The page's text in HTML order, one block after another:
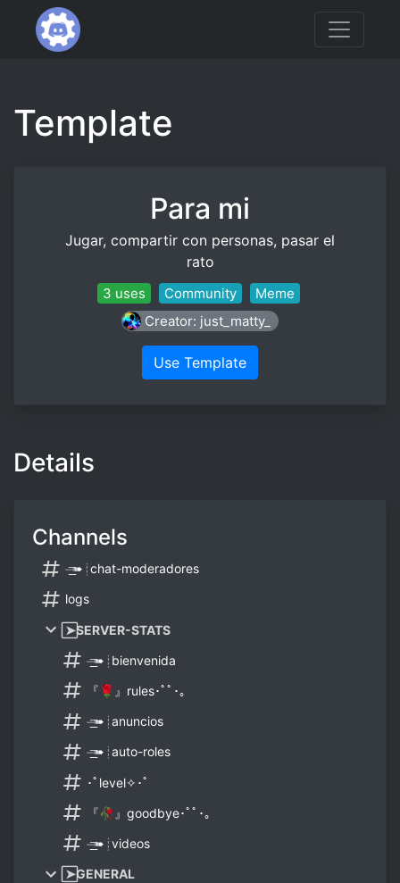
Template
Para mi
Jugar, compartir con personas, pasar el
rato
3 uses Community
Meme
Creator: just_matty_
Use Template
Details
Channels
⏤͟͟͞➠┊chat-moderadores
logs
⃞➤SERVER-STATS
⏤͟͟͞➠┊bienvenida
『🌹』rules･ﾟﾟ･｡
⏤͟͟͞➠┊anuncios
⏤͟͟͞➠┊auto-roles
･ﾟlevel✧･ﾟ
『🥀』goodbye･ﾟﾟ･｡
⏤͟͟͞➠┊videos
⃞➤GENERAL